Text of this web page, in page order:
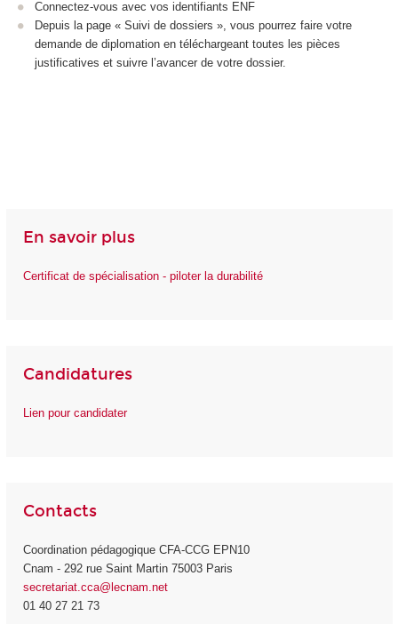
Connectez-vous avec vos identifiants ENF
Depuis la page « Suivi de dossiers », vous pourrez faire votre
demande de diplomation en téléchargeant toutes les pièces
justificatives et suivre l’avancer de votre dossier.
En savoir plus
Certificat de spécialisation - piloter la durabilité
Candidatures
Lien pour candidater
Contacts
Coordination pédagogique CFA-CCG EPN10
Cnam - 292 rue Saint Martin 75003 Paris
secretariat.cca@lecnam.net
01 40 27 21 73